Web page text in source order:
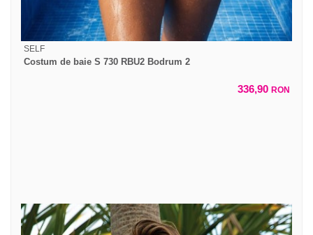
SELF
Costum de baie S 730 RBU2 Bodrum 2
336,90 RON